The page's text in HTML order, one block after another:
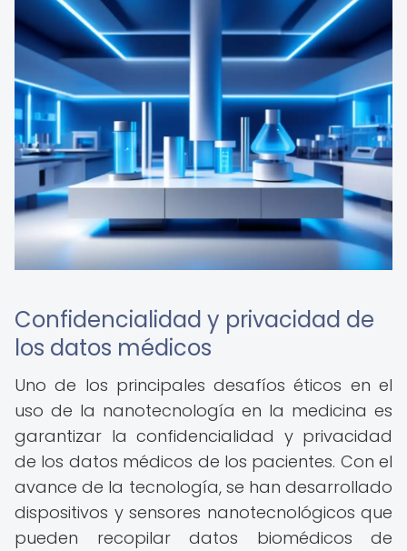
Confidencialidad y privacidad de
los datos médicos
Uno de los principales desafíos éticos en el
uso de la nanotecnología en la medicina es
garantizar la confidencialidad y privacidad
de los datos médicos de los pacientes. Con el
avance de la tecnología, se han desarrollado
dispositivos y sensores nanotecnológicos que
pueden recopilar datos biomédicos de